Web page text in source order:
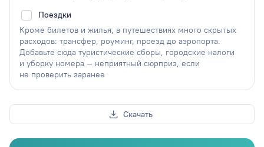
Поездки
Кроме билетов и жилья, в путешествиях много скрытых
расходов: трансфер, роуминг, проезд до аэропорта.
Добавьте сюда туристические сборы, городские налоги
и уборку номера — неприятный сюрприз, если
не проверить заранее
Скачать